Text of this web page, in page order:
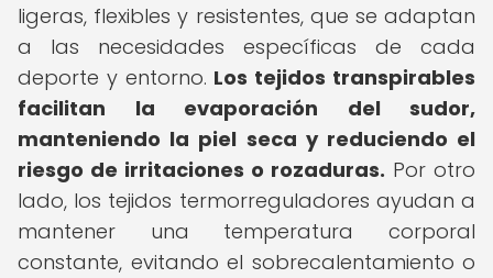
ligeras, flexibles y resistentes, que se adaptan
a las necesidades específicas de cada
deporte y entorno. Los tejidos transpirables
facilitan la evaporación del sudor,
manteniendo la piel seca y reduciendo el
riesgo de irritaciones o rozaduras. Por otro
lado, los tejidos termorreguladores ayudan a
mantener una temperatura corporal
constante, evitando el sobrecalentamiento o